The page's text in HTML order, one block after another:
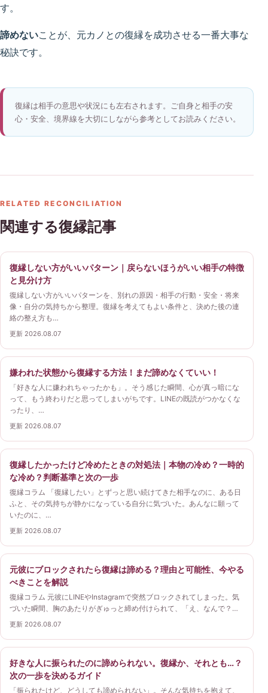
す。
諦めないことが、元カノとの復縁を成功させる一番大事な
秘訣です。
復縁は相手の意思や状況にも左右されます。ご自身と相手の安
心・安全、境界線を大切にしながら参考としてお読みください。
RELATED RECONCILIATION
関連する復縁記事
復縁しない方がいいパターン｜戻らないほうがいい相手の特徴
と見分け方
復縁しない方がいいパターンを、別れの原因・相手の行動・安全・将来
像・自分の気持ちから整理。復縁を考えてもよい条件と、決めた後の連
絡の整え方も…
更新 2026.08.07
嫌われた状態から復縁する方法！まだ諦めなくていい！
「好きな人に嫌われちゃったかも」。そう感じた瞬間、心が真っ暗にな
って、もう終わりだと思ってしまいがちです。LINEの既読がつかなくな
ったり、…
更新 2026.08.07
復縁したかったけど冷めたときの対処法｜本物の冷め？一時的
な冷め？判断基準と次の一歩
復縁コラム 「復縁したい」とずっと思い続けてきた相手なのに、ある日
ふと、その気持ちが静かになっている自分に気づいた。あんなに願って
いたのに、…
更新 2026.08.07
元彼にブロックされたら復縁は諦める？理由と可能性、今やる
べきことを解説
復縁コラム 元彼にLINEやInstagramで突然ブロックされてしまった。気
づいた瞬間、胸のあたりがぎゅっと締め付けられて、「え、なんで？…
更新 2026.08.07
好きな人に振られたのに諦められない。復縁か、それとも…？
次の一歩を決めるガイド
「振られたけど、どうしても諦められない」。そんな気持ちを抱えて、